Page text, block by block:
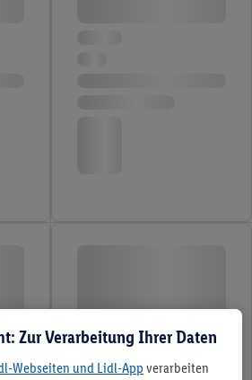
Zur Verarbeitung Ihrer Daten
Webseiten und Lidl-App verarbeiten